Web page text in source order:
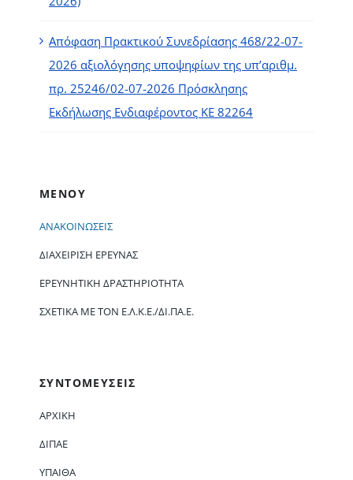
Απόφαση Πρακτικού Συνεδρίασης 468/22-07-
2026 αξιολόγησης υποψηφίων της υπ’αριθμ.
πρ. 25246/02-07-2026 Πρόσκλησης
Εκδήλωσης Ενδιαφέροντος ΚΕ 82264
ΜΕΝΟΥ
ΑΝΑΚΟΙΝΏΣΕΙΣ
ΔΙΑΧΕΊΡΙΣΗ ΈΡΕΥΝΑΣ
ΕΡΕΥΝΗΤΙΚΉ ΔΡΑΣΤΗΡΙΌΤΗΤΑ
ΣΧΕΤΙΚΆ ΜΕ ΤΟΝ Ε.Λ.Κ.Ε./ΔΙ.ΠΑ.Ε.
ΣΥΝΤΟΜΕΥΣΕΙΣ
ΑΡΧΙΚΗ
ΔΙΠΑΕ
ΥΠΑΙΘΑ